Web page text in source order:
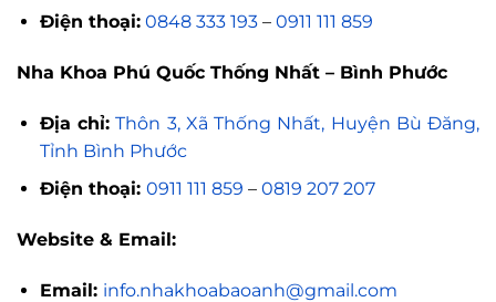
Điện thoại: 0848 333 193– 0911 111 859
Nha Khoa Phú Quốc Thống Nhất – Bình Phước
Địa chỉ: Thôn 3, Xã Thống Nhất, Huyện Bù Đăng,
Tỉnh Bình Phước
Điện thoại: 0911 111 859 – 0819 207 207
Website & Email:
Email: info.nhakhoabaoanh@gmail.com